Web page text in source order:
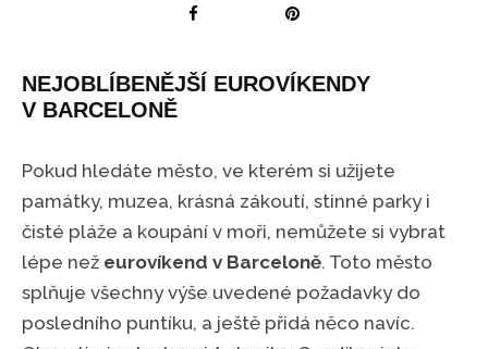
NEJOBLÍBENĚJŠÍ EUROVÍKENDY
V BARCELONĚ
Pokud hledáte město, ve kterém si užijete
památky, muzea, krásná zákoutí, stinné parky i
čisté pláže a koupání v moři, nemůžete si vybrat
lépe než eurovíkend v Barceloně. Toto město
splňuje všechny výše uvedené požadavky do
posledního puntíku, a ještě přidá něco navíc.